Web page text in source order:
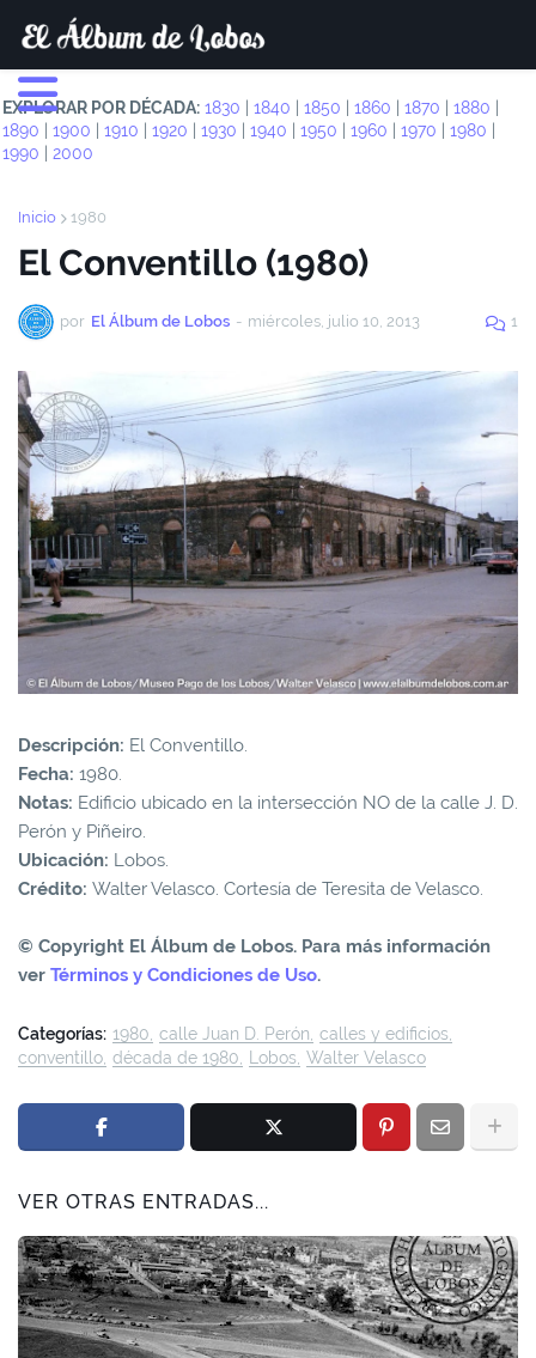
EXPLORAR POR DÉCADA: 1830 1840 1850 1860 1870 1880
1890
1900 1910 1920 1930 1940 1950 1960 1970 1980
1990
2000
Inicio 1980
El Conventillo (1980)
por El Álbum de Lobos - miércoles, julio 10, 2013 1
Descripción: El Conventillo.
Fecha: 1980.
Notas: Edificio ubicado en la intersección NO de la calle J. D.
Perón y Piñeiro.
Ubicación: Lobos.
Crédito: Walter Velasco. Cortesía de Teresita de Velasco.
© Copyright El Álbum de Lobos. Para más información
ver Términos y Condiciones de Uso.
Categorías: 1980 calle Juan D. Perón calles y edificios
conventillo década de 1980 Lobos Walter Velasco
VER OTRAS ENTRADAS...